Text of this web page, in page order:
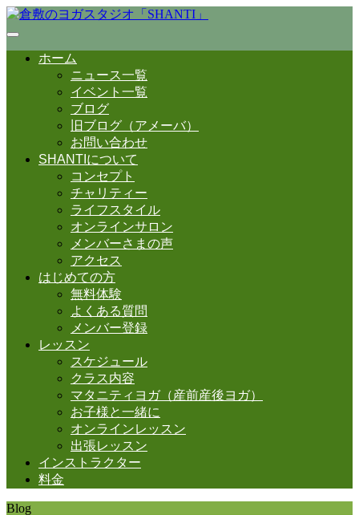
ホーム
ニュース一覧
イベント一覧
ブログ
旧ブログ（アメーバ）
お問い合わせ
SHANTIについて
コンセプト
チャリティー
ライフスタイル
オンラインサロン
メンバーさまの声
アクセス
はじめての方
無料体験
よくある質問
メンバー登録
レッスン
スケジュール
クラス内容
マタニティヨガ（産前産後ヨガ）
お子様と一緒に
オンラインレッスン
出張レッスン
インストラクター
料金
Blog